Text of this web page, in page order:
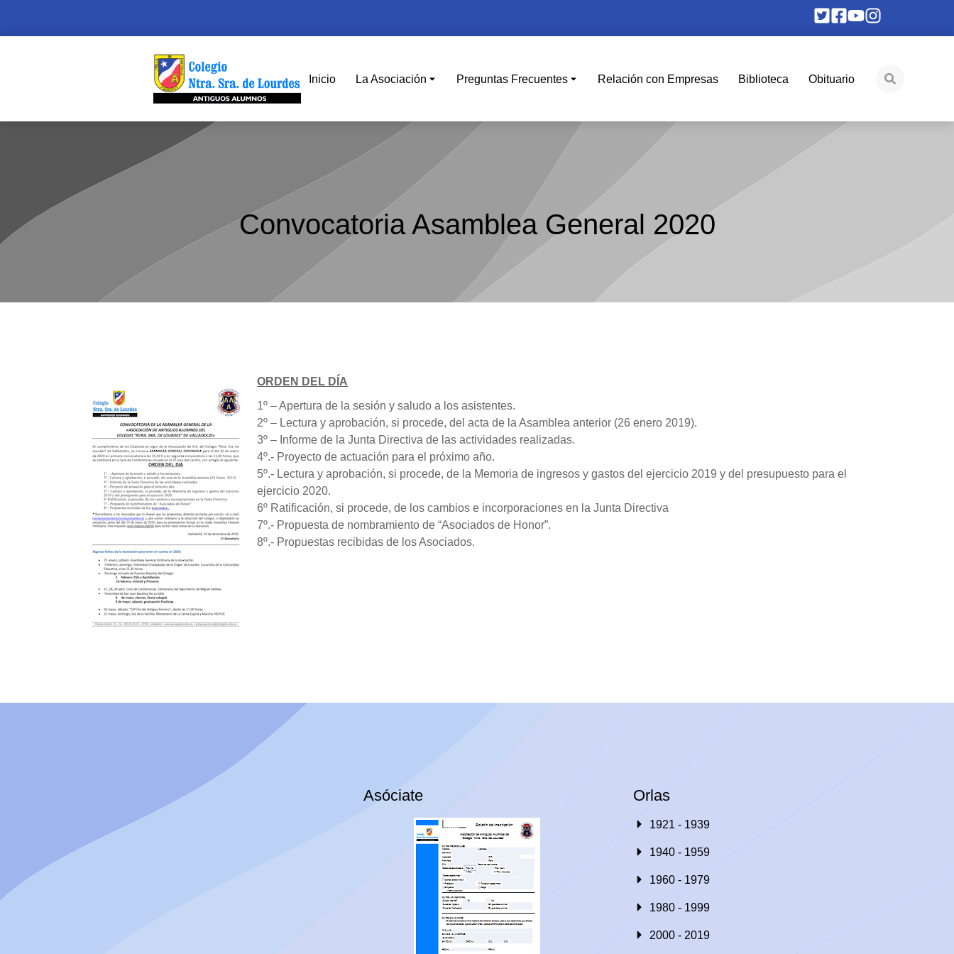
Inicio La Asociación Preguntas Frecuentes Relación con Empresas Biblioteca Obituario
Convocatoria Asamblea General 2020
ORDEN DEL DÍA
1º – Apertura de la sesión y saludo a los asistentes.
2º – Lectura y aprobación, si procede, del acta de la Asamblea anterior (26 enero 2019).
3º – Informe de la Junta Directiva de las actividades realizadas.
4º.- Proyecto de actuación para el próximo año.
5º.- Lectura y aprobación, si procede, de la Memoria de ingresos y gastos del ejercicio 2019 y del presupuesto para el
ejercicio 2020.
6º Ratificación, si procede, de los cambios e incorporaciones en la Junta Directiva
7º.- Propuesta de nombramiento de “Asociados de Honor”.
8º.- Propuestas recibidas de los Asociados.
Asóciate Orlas
1921 - 1939
1940 - 1959
1960 - 1979
1980 - 1999
2000 - 2019